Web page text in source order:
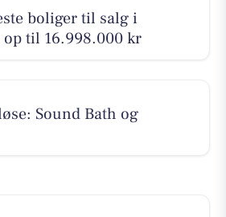
boliger til salg i
til 16.998.000 kr
Sound Bath og